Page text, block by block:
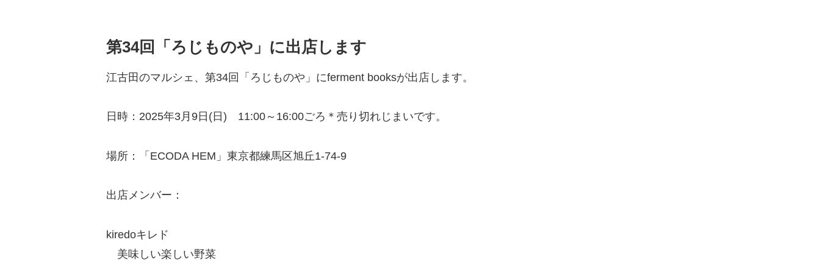
第34回「ろじものや」に出店します
江古田のマルシェ、第34回「ろじものや」にferment booksが出店します。
日時：2025年3月9日(日) 11:00～16:00ごろ＊売り切れじまいです。
場所：「ECODA HEM」東京都練馬区旭丘1-74-9
出店メンバー：
kiredoキレド
美味しい楽しい野菜